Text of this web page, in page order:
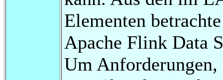
Elementen
Apache Flink Data
Um Anforderungen,